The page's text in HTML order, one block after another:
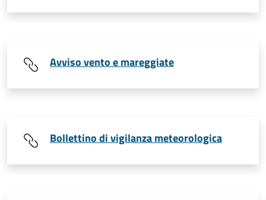
Avviso vento e mareggiate
Bollettino di vigilanza meteorologica